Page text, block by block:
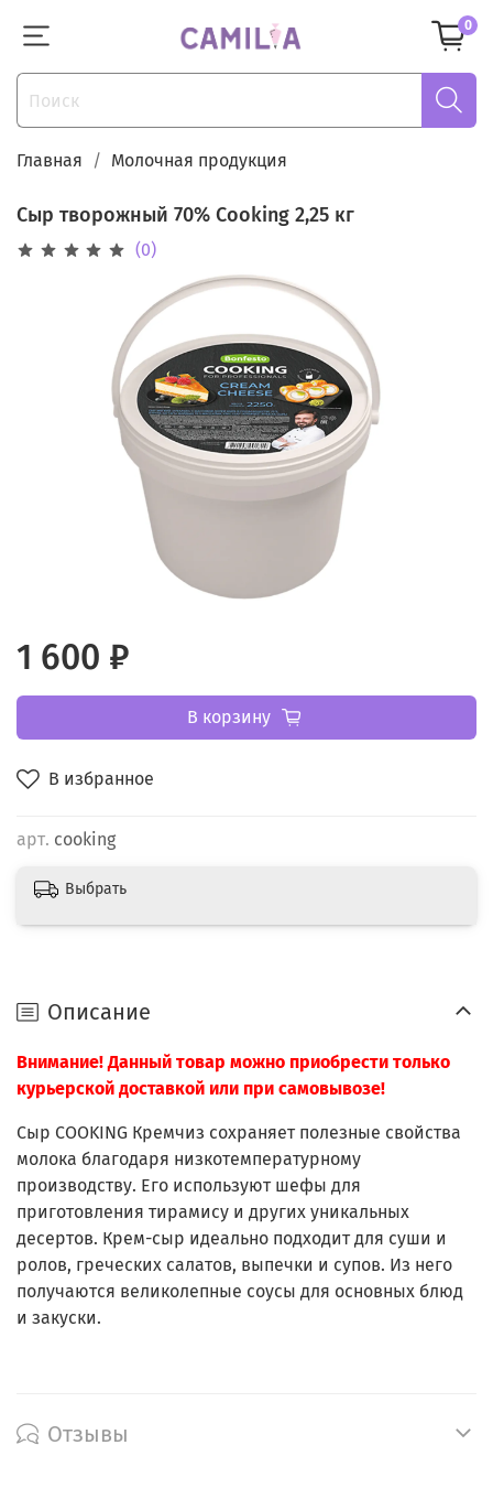
0
Главная Молочная продукция
Сыр творожный 70% Cooking 2,25 кг
(0)
В избранное
арт. cooking
1 600 ₽
В корзину
Выбрать
Описание
Внимание! Данный товар можно приобрести только
курьерской доставкой или при самовывозе!
Сыр COOKING Кремчиз сохраняет полезные свойства
молока благодаря низкотемпературному
производству. Его используют шефы для
приготовления тирамису и других уникальных
десертов. Крем-сыр идеально подходит для суши и
ролов, греческих салатов, выпечки и супов. Из него
получаются великолепные соусы для основных блюд
и закуски.
Отзывы